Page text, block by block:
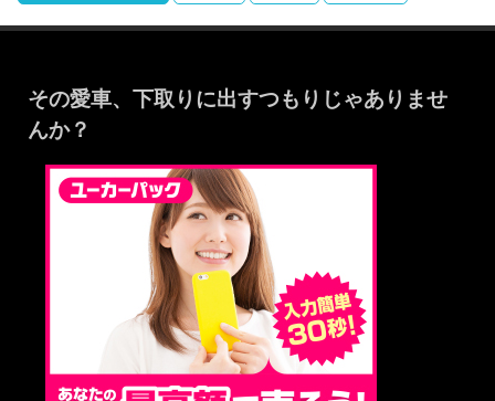
その愛車、下取りに出すつもりじゃありませ
んか？